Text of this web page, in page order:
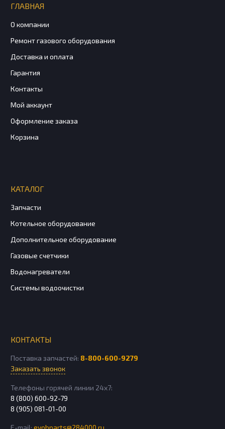
ГЛАВНАЯ
О компании
Ремонт газового оборудования
Доставка и оплата
Гарантия
Контакты
Мой аккаунт
Оформление заказа
Корзина
КАТАЛОГ
Запчасти
Котельное оборудование
Дополнительное оборудование
Газовые счетчики
Водонагреватели
Системы водоочистки
КОНТАКТЫ
Поставка запчастей: 8-800-600-9279
Заказать звонок
Телефоны горячей линии 24х7:
8 (800) 600-92-79
8 (905) 081-01-00
E-mail: evobparts@284000.ru